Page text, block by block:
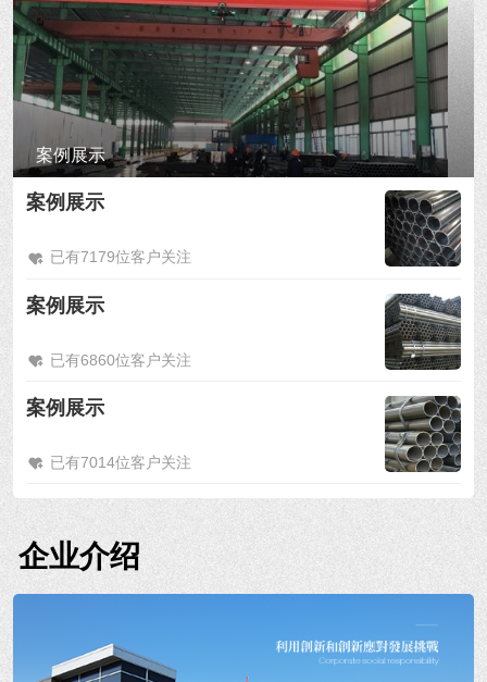
案例展示
案例展示
已有7179位客户关注
案例展示
已有6860位客户关注
案例展示
已有7014位客户关注
企业介绍